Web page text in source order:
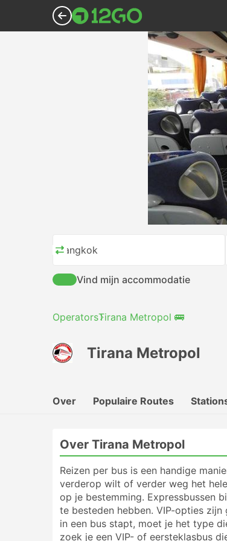
Bangkok
Vind mijn accommodatie
OperatorsTirana Metropol 🚌
Tirana Metropol
Over
Populaire Routes
Over Tirana Metropol
Reizen per bus is een handige
verderop wilt of verder weg het
op je bestemming. Expressbussen
te besteden hebben. VIP-opties
in een bus stapt, moet je het type
zoek je een VIP- of eersteklasbus